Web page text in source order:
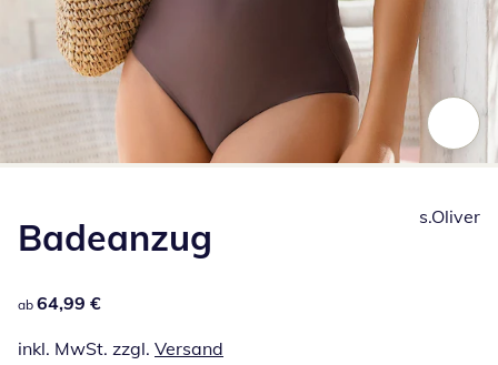
Badeanzug
64,99 €
ab 64,99 €
inkl. MwSt. zzgl. Versand
s.Oliver